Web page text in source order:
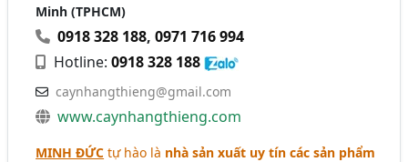
Minh (TPHCM)
0918 328 188,0971 716 994
Hotline:0918 328 188
caynhangthieng@gmail.com
www.caynhangthieng.com
MINH ĐỨC tự hào là nhà sản xuất uy tín các sản phẩm